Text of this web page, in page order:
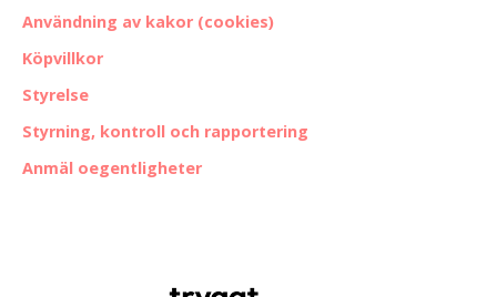
Användning av kakor (cookies)
Köpvillkor
Styrelse
Styrning, kontroll och rapportering
Anmäl oegentligheter